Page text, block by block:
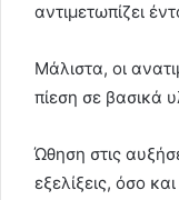
αντιμετωπίζει
Μάλιστα, οι
πίεση σε βασικά
Ώθηση στις
εξελίξεις, όσο